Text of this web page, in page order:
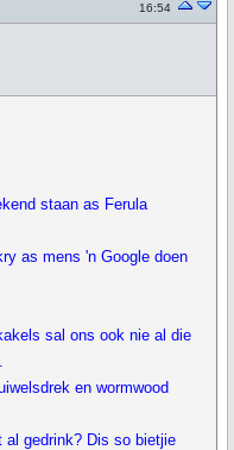
16:54
staan as Ferula
as mens 'n Google doen
sal ons ook nie al die
en wormwood
gedrink? Dis so bietjie